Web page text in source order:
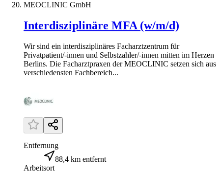
MEOCLINIC GmbH
Interdisziplinäre MFA (w/m/d)
Wir sind ein interdisziplinäres Facharztzentrum für
Privatpatient/-innen und Selbstzahler/-innen mitten im Herzen
Berlins. Die Facharztpraxen der MEOCLINIC setzen sich aus
verschiedensten Fachbereich...
Entfernung
88,4 km entfernt
Arbeitsort